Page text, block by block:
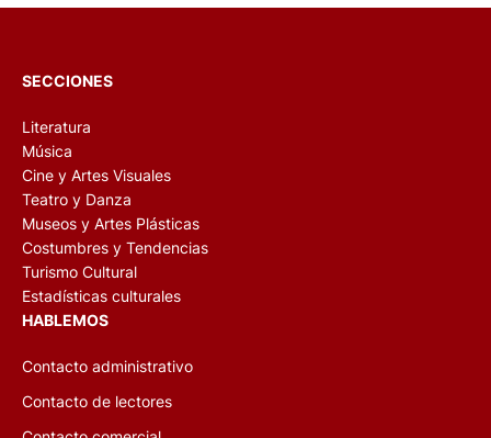
SECCIONES
Literatura
Música
Cine y Artes Visuales
Teatro y Danza
Museos y Artes Plásticas
Costumbres y Tendencias
Turismo Cultural
Estadísticas culturales
HABLEMOS
Contacto administrativo
Contacto de lectores